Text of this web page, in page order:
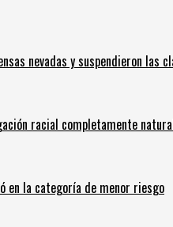
nevadas y suspendieron las
racial completamente
en la categoría de menor riesgo